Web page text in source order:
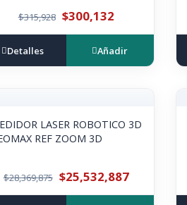
$315,928 $300,132
Detalles Añadir
LASER ROBOTICO 3D
REF ZOOM 3D
$28,369,875 $25,532,887